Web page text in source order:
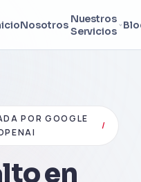
Nosotros Nuestros
Servicios
POR GOOGLE
/
en